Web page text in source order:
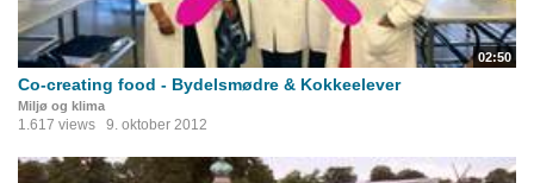
02:50
Co-creating food - Bydelsmødre & Kokkeelever
Miljø og klima
1.617 views 9. oktober 2012